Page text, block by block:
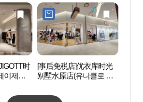
어 타임
미진 타임빌라스 수원점)
时
이제이
[事后免税店]优衣库时光
别墅水原店(유니클로 타